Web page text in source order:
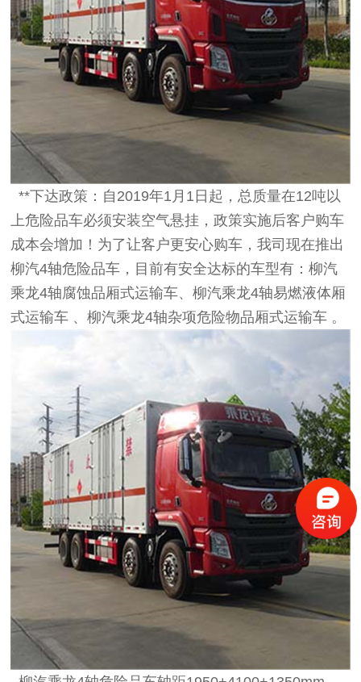
**下达政策：自2019年1月1日起，总质量在12吨以
上危险品车必须安装空气悬挂，政策实施后客户购车
成本会增加！为了让客户更安心购车，我司现在推出
柳汽4轴危险品车，目前有安全达标的车型有：柳汽
乘龙4轴腐蚀品厢式运输车、柳汽乘龙4轴易燃液体厢
式运输车 、柳汽乘龙4轴杂项危险物品厢式运输车 。